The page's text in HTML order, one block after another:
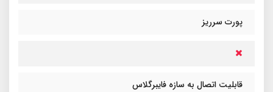
پورت سرریز
قابلیت اتصال به سازه فایبرگلاس